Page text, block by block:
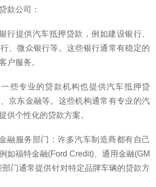
款公司：
行提供汽车抵押贷款，例如建设银行、
、微众银行等。这些银行通常有稳定的
户服务。
些专业的贷款机构也提供汽车抵押贷
京东金融等。这些机构通常有专业的汽
供个性化的贷款方案。
融服务部门：许多汽车制造商都有自己
如福特金融(Ford Credit)、通用金融(GM
门通常提供针对特定品牌车辆的贷款方